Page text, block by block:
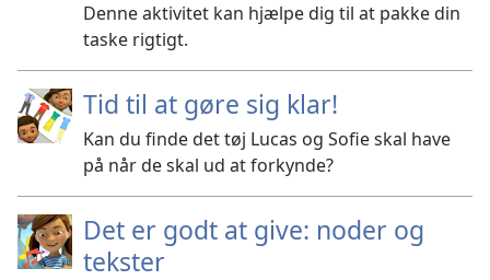
Denne aktivitet kan hjælpe dig til at pakke din
taske rigtigt.
Tid til at gøre sig klar!
Kan du finde det tøj Lucas og Sofie skal have
på når de skal ud at forkynde?
Det er godt at give: noder og
tekster